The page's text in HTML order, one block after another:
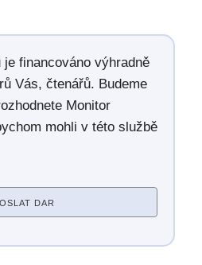
financováno výhradně
Vás, čtenářů. Budeme
Monitor
mohli v této službě
DAR